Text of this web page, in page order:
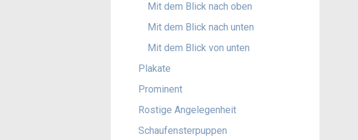
Mit dem Blick nach oben
Mit dem Blick nach unten
Mit dem Blick von unten
Plakate
Prominent
Rostige Angelegenheit
Schaufensterpuppen